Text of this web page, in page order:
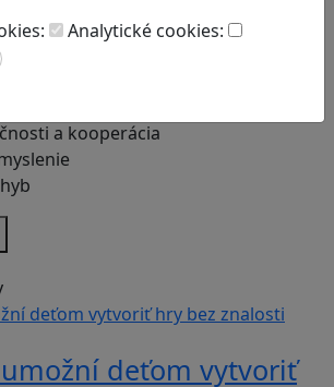
Analytické cookies:
a tolerancia
Technika
a kooperácia
deťom vytvoriť